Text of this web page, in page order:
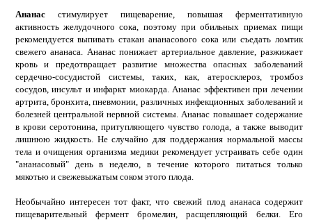
Ананасстимулирует пищеварение, повышая ферментативную
активность желудочного сока, поэтому при обильных приемах пищи
рекомендуется выпивать стакан ананасового сока или съедать ломтик
свежего ананаса. Ананас понижает артериальное давление, разжижает
кровь и предотвращает развитие множества опасных заболеваний
сердечно-сосудистой системы, таких, как, атеросклероз, тромбоз
сосудов, инсульт и инфаркт миокарда. Ананас эффективен при лечении
артрита, бронхита, пневмонии, различных инфекционных заболеваний и
болезней центральной нервной системы. Ананас повышает содержание
в крови серотонина, притупляющего чувство голода, а также выводит
лишнюю жидкость. Не случайно для поддержания нормальной массы
тела и очищения организма медики рекомендует устраивать себе один
"ананасовый" день в неделю, в течение которого питаться только
мякотью и свежевыжатым соком этого плода.
Необычайно интересен тот факт, что свежий плод ананаса содержит
пищеварительный фермент бромелин, расщепляющий белки. Его